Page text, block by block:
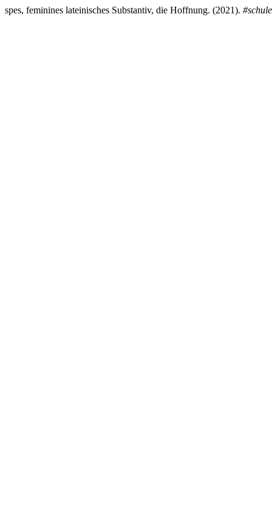
spes, feminines lateinisches Substantiv, die Hoffnung. (2021).